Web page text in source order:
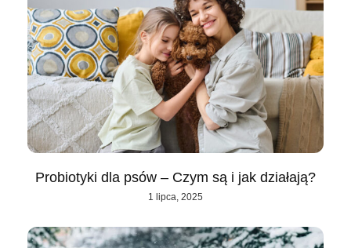
Probiotyki dla psów – Czym są i jak działają?
1 lipca, 2025